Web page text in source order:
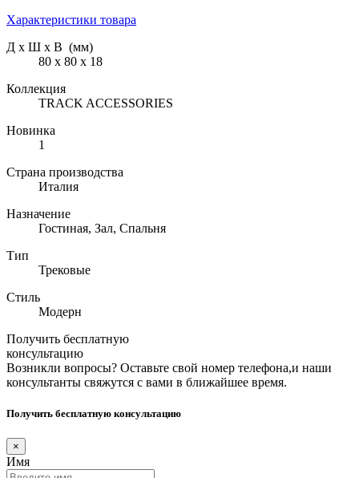
Характеристики товара
Д х Ш х В (мм)
80 х 80 х 18
Коллекция
TRACK ACCESSORIES
Новинка
1
Страна производства
Италия
Назначение
Гостиная, Зал, Спальня
Тип
Трековые
Стиль
Модерн
Получить бесплатную
консультацию
Возникли вопросы? Оставьте свой номер телефона,и наши
консультанты свяжутся с вами в ближайшее время.
Получить бесплатную консультацию
×
Имя